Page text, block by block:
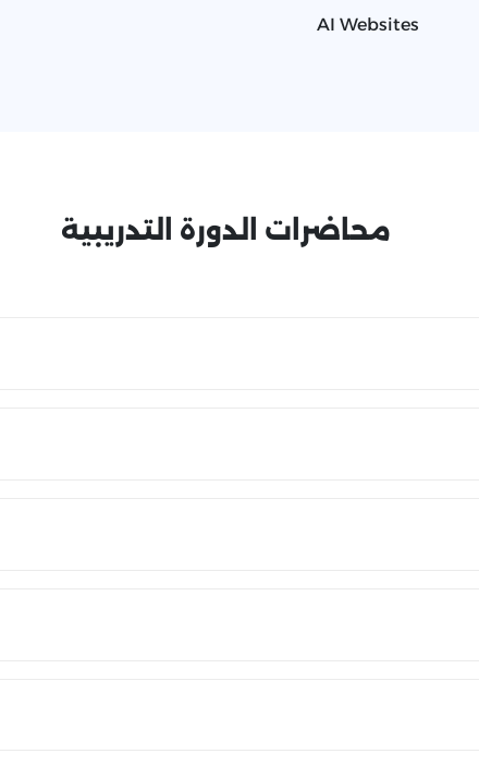
AI Websites
محاضرات الدورة التدريبية